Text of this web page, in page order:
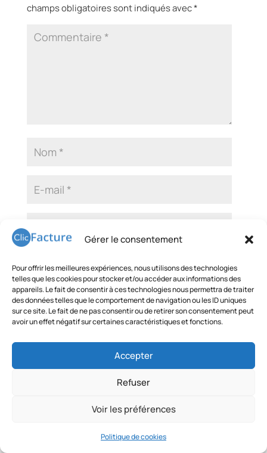
Gérer le consentement
Pour offrir les meilleures expériences, nous utilisons des technologies
telles que les cookies pour stocker et/ou accéder aux informations des
appareils. Le fait de consentir à ces technologies nous permettra de traiter
des données telles que le comportement de navigation ou les ID uniques
sur ce site. Le fait de ne pas consentir ou de retirer son consentement peut
avoir un effet négatif sur certaines caractéristiques et fonctions.
Accepter
Refuser
Voir les préférences
Politique de cookies
champs obligatoires sont indiqués avec*